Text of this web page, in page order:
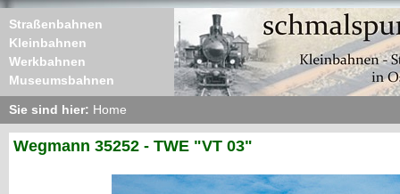
Straßenbahnen
Kleinbahnen
Werkbahnen
Museumsbahnen
Sie sind hier: Home
Wegmann 35252 - TWE "VT 03"